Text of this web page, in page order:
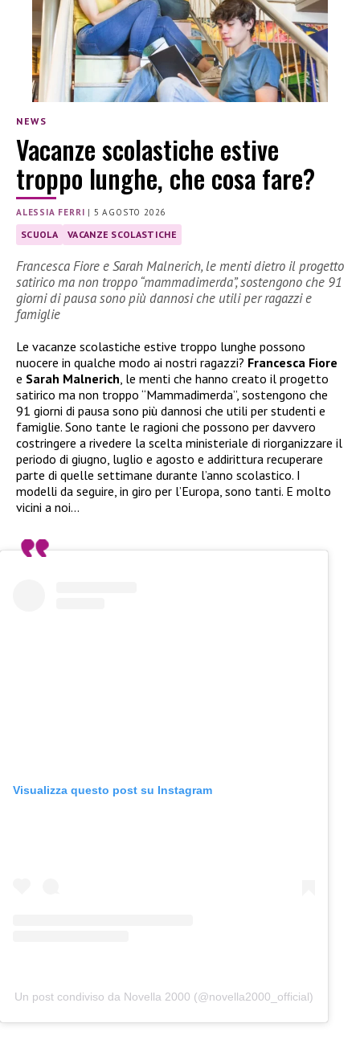
NEWS
Vacanze scolastiche estive
troppo lunghe, che cosa fare?
ALESSIA FERRI | 5 AGOSTO 2026
SCUOLA VACANZE SCOLASTICHE
Francesca Fiore e Sarah Malnerich, le menti dietro il progetto
satirico ma non troppo “mammadimerda”, sostengono che 91
giorni di pausa sono più dannosi che utili per ragazzi e
famiglie
Le vacanze scolastiche estive troppo lunghe possono
nuocere in qualche modo ai nostri ragazzi? Francesca Fiore
e Sarah Malnerich, le menti che hanno creato il progetto
satirico ma non troppo “Mammadimerda”, sostengono che
91 giorni di pausa sono più dannosi che utili per studenti e
famiglie. Sono tante le ragioni che possono per davvero
costringere a rivedere la scelta ministeriale di riorganizzare il
periodo di giugno, luglio e agosto e addirittura recuperare
parte di quelle settimane durante l’anno scolastico. I
modelli da seguire, in giro per l’Europa, sono tanti. E molto
vicini a noi…
Visualizza questo post su Instagram
Un post condiviso da Novella 2000 (@novella2000_official)